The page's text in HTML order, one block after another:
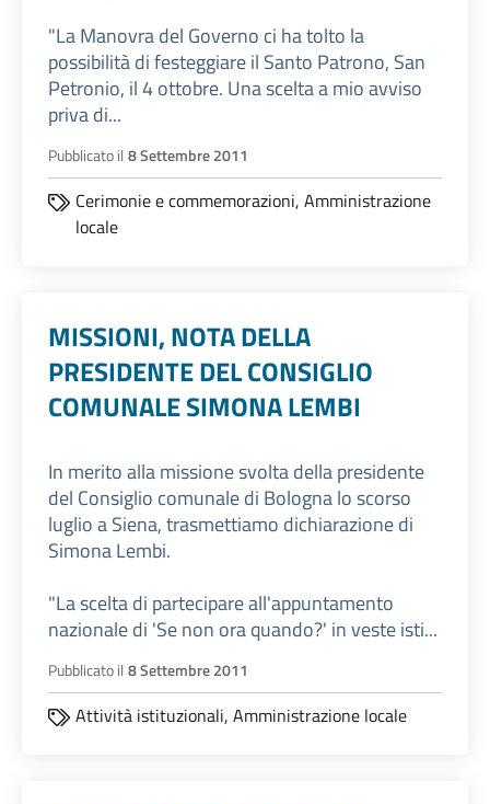
"La Manovra del Governo ci ha tolto la
possibilità di festeggiare il Santo Patrono, San
Petronio, il 4 ottobre. Una scelta a mio avviso
priva di...
Pubblicato il 8 Settembre 2011
Cerimonie e commemorazioni, Amministrazione
locale
MISSIONI, NOTA DELLA
PRESIDENTE DEL CONSIGLIO
COMUNALE SIMONA LEMBI
In merito alla missione svolta della presidente
del Consiglio comunale di Bologna lo scorso
luglio a Siena, trasmettiamo dichiarazione di
Simona Lembi.
"La scelta di partecipare all'appuntamento
nazionale di 'Se non ora quando?' in veste isti...
Pubblicato il 8 Settembre 2011
Attività istituzionali, Amministrazione locale